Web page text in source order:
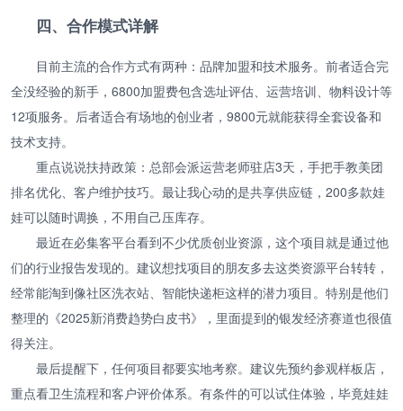
四、合作模式详解
目前主流的合作方式有两种：品牌加盟和技术服务。前者适合完
全没经验的新手，6800加盟费包含选址评估、运营培训、物料设计等
12项服务。后者适合有场地的创业者，9800元就能获得全套设备和
技术支持。
重点说说扶持政策：总部会派运营老师驻店3天，手把手教美团
排名优化、客户维护技巧。最让我心动的是共享供应链，200多款娃
娃可以随时调换，不用自己压库存。
最近在必集客平台看到不少优质创业资源，这个项目就是通过他
们的行业报告发现的。建议想找项目的朋友多去这类资源平台转转，
经常能淘到像社区洗衣站、智能快递柜这样的潜力项目。特别是他们
整理的《2025新消费趋势白皮书》，里面提到的银发经济赛道也很值
得关注。
最后提醒下，任何项目都要实地考察。建议先预约参观样板店，
重点看卫生流程和客户评价体系。有条件的可以试住体验，毕竟娃娃